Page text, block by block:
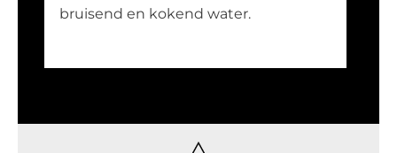
bruisend en kokend water.